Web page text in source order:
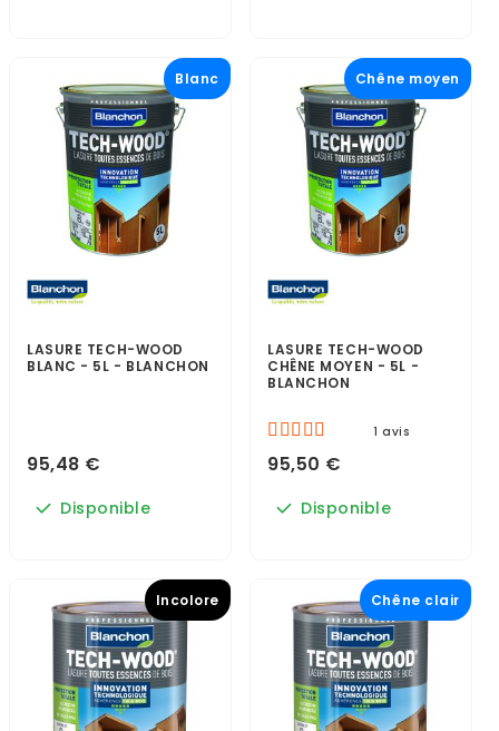
LASURE TECH-WOOD
BLANC - 5L - BLANCHON
95,48 €
Disponible
Blanc
LASURE TECH-WOOD
CHÊNE MOYEN - 5L -
BLANCHON
1 avis
95,50 €
Disponible
Chêne moyen
Incolore Chêne clair